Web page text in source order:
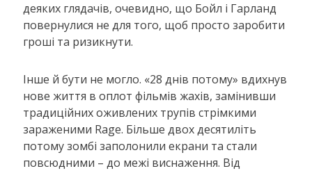
деяких глядачів, очевидно, що Бойл і Гарланд
повернулися не для того, щоб просто заробити
гроші та ризикнути.
Інше й бути не могло. «28 днів потому» вдихнув
нове життя в оплот фільмів жахів, замінивши
традиційних оживлених трупів стрімкими
зараженими Rage. Більше двох десятиліть
потому зомбі заполонили екрани та стали
повсюдними – до межі виснаження. Від